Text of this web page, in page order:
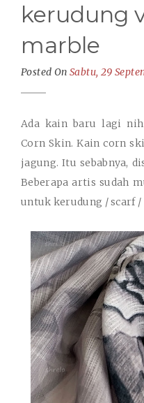
kerudung
marble
Posted OnSabtu, 29
Ada kain baru lagi
Corn Skin. Kain corn
jagung. Itu sebabnya,
Beberapa artis sudah
untuk kerudung / scarf /